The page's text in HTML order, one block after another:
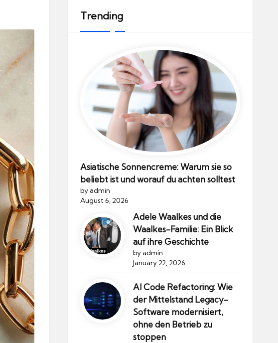
Trending
Asiatische Sonnencreme: Warum sie so
beliebt ist und worauf du achten solltest
by admin
August 6, 2026
Adele Waalkes und die
Waalkes-Familie: Ein Blick
auf ihre Geschichte
by admin
January 22, 2026
AI Code Refactoring: Wie
der Mittelstand Legacy-
Software modernisiert,
ohne den Betrieb zu
stoppen